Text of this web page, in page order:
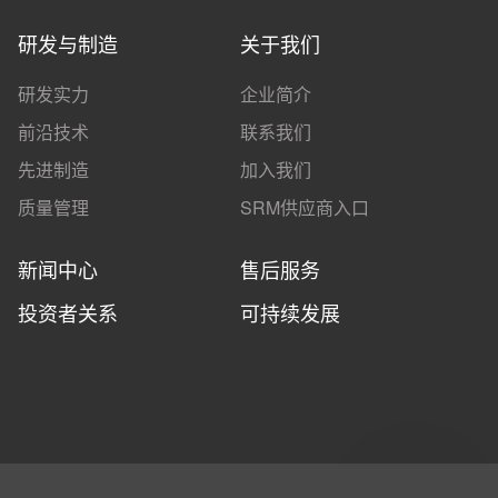
研发与制造
研发实力
前沿技术
先进制造
质量管理
关于我们
企业简介
联系我们
加入我们
SRM供应商入口
新闻中心
售后服务
投资者关系
可持续发展